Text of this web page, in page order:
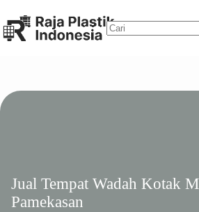
to
content
Jual Tempat Wadah Kotak
Pamekasan